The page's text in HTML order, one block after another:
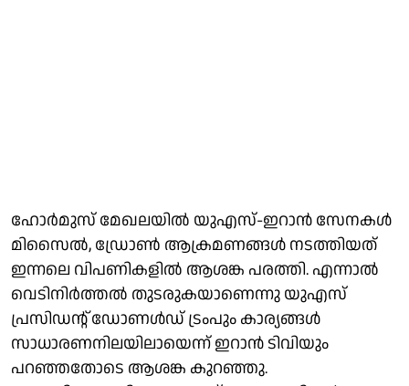
ഹോര്‍മുസ് മേഖലയില്‍ യുഎസ്-ഇറാന്‍ സേനകള്‍
മിസൈല്‍, ഡ്രോണ്‍ ആക്രമണങ്ങള്‍ നടത്തിയത്
ഇന്നലെ വിപണികളില്‍ ആശങ്ക പരത്തി. എന്നാല്‍
വെടിനിര്‍ത്തല്‍ തുടരുകയാണെന്നു യുഎസ്
പ്രസിഡന്റ് ഡോണള്‍ഡ് ട്രംപും കാര്യങ്ങള്‍
സാധാരണനിലയിലായെന്ന് ഇറാന്‍ ടിവിയും
പറഞ്ഞതോടെ ആശങ്ക കുറഞ്ഞു.